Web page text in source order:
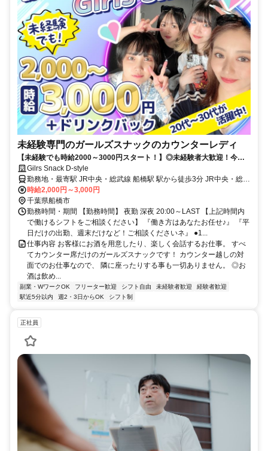
未経験専門のガールズスナックのカウンターレディ
【未経験でも時給2000～3000円スタート！】◎未経験者大歓迎！今い
るコたちも、ほとんどが未経験スタート！
Gilrs Snack D-style
勤務地・最寄駅 JR中央・総武線 船橋駅 駅から徒歩3分 JR中央・総武
線 西船橋駅 電車で３分 JR中央・総武線 津田沼駅 電車で3分 船橋エ
リアを中心に通っているキャスト達が多数 船橋、西船橋、本八幡、
市川、津田沼、幕張、千葉 その他柏方面からなども！ 送りもありま
すので終電後はお気がにご相談ください
時給2,000円～3,000円
千葉県船橋市
勤務時間・期間 【勤務時間】 夜勤 深夜 20:00～LAST 【上記時間内
で働けるシフトをご相談ください】 『働き方はあなたお任せ♪』 『平
日だけの出勤、週末だけなど！ご相談くださいネ』 ●1...
仕事内容 お客様にお酒を用意したり、楽しく会話するお仕事。 すべ
てカウンター席だけのガールズスナックです！ カウンター越しの対
面でのお仕事なので、 隣に座ったりする事も一切ありません。 ◎お
酒は飲め...
副業・WワークOK フリーター歓迎 シフト自由 未経験者歓迎
経験者歓迎
駅近5分以内
週2・3日からOK シフト制
正社員